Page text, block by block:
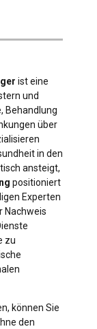
ist eine
und
Behandlung
über
in den
ansteigt,
positioniert
Experten
Nachweis
zu
können Sie
den